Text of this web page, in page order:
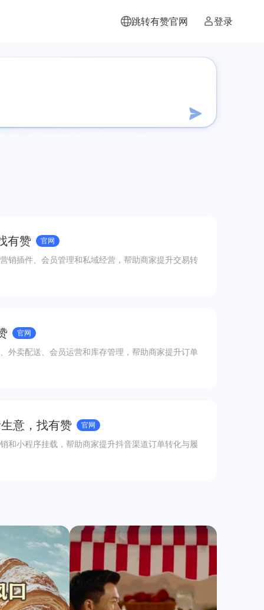
跳转有赞官网 登录
有赞 官网
销插件、会员管理和私域经营，帮助商家提升交易转
官网
外卖配送、会员运营和库存管理，帮助商家提升订单
意，找有赞 官网
和小程序挂载，帮助商家提升抖音渠道订单转化与履